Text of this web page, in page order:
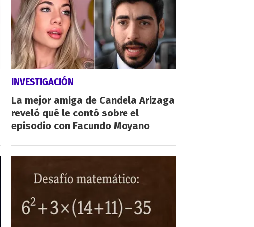
INVESTIGACIÓN
La mejor amiga de Candela Arizaga
reveló qué le contó sobre el
episodio con Facundo Moyano